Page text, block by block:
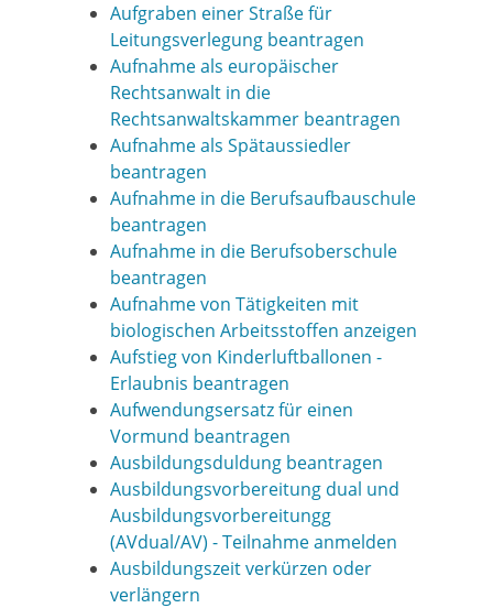
Aufgraben einer Straße für
Leitungsverlegung beantragen
Aufnahme als europäischer
Rechtsanwalt in die
Rechtsanwaltskammer beantragen
Aufnahme als Spätaussiedler
beantragen
Aufnahme in die Berufsaufbauschule
beantragen
Aufnahme in die Berufsoberschule
beantragen
Aufnahme von Tätigkeiten mit
biologischen Arbeitsstoffen anzeigen
Aufstieg von Kinderluftballonen -
Erlaubnis beantragen
Aufwendungsersatz für einen
Vormund beantragen
Ausbildungsduldung beantragen
Ausbildungsvorbereitung dual und
Ausbildungsvorbereitungg
(AVdual/AV) - Teilnahme anmelden
Ausbildungszeit verkürzen oder
verlängern